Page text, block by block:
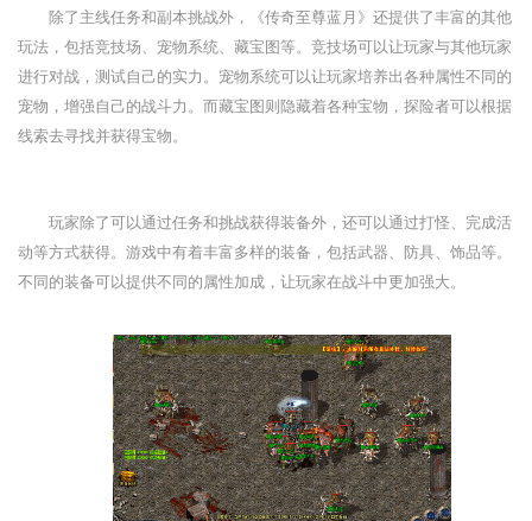
除了主线任务和副本挑战外，《传奇至尊蓝月》还提供了丰富的其他
玩法，包括竞技场、宠物系统、藏宝图等。竞技场可以让玩家与其他玩家
进行对战，测试自己的实力。宠物系统可以让玩家培养出各种属性不同的
宠物，增强自己的战斗力。而藏宝图则隐藏着各种宝物，探险者可以根据
线索去寻找并获得宝物。
玩家除了可以通过任务和挑战获得装备外，还可以通过打怪、完成活
动等方式获得。游戏中有着丰富多样的装备，包括武器、防具、饰品等。
不同的装备可以提供不同的属性加成，让玩家在战斗中更加强大。